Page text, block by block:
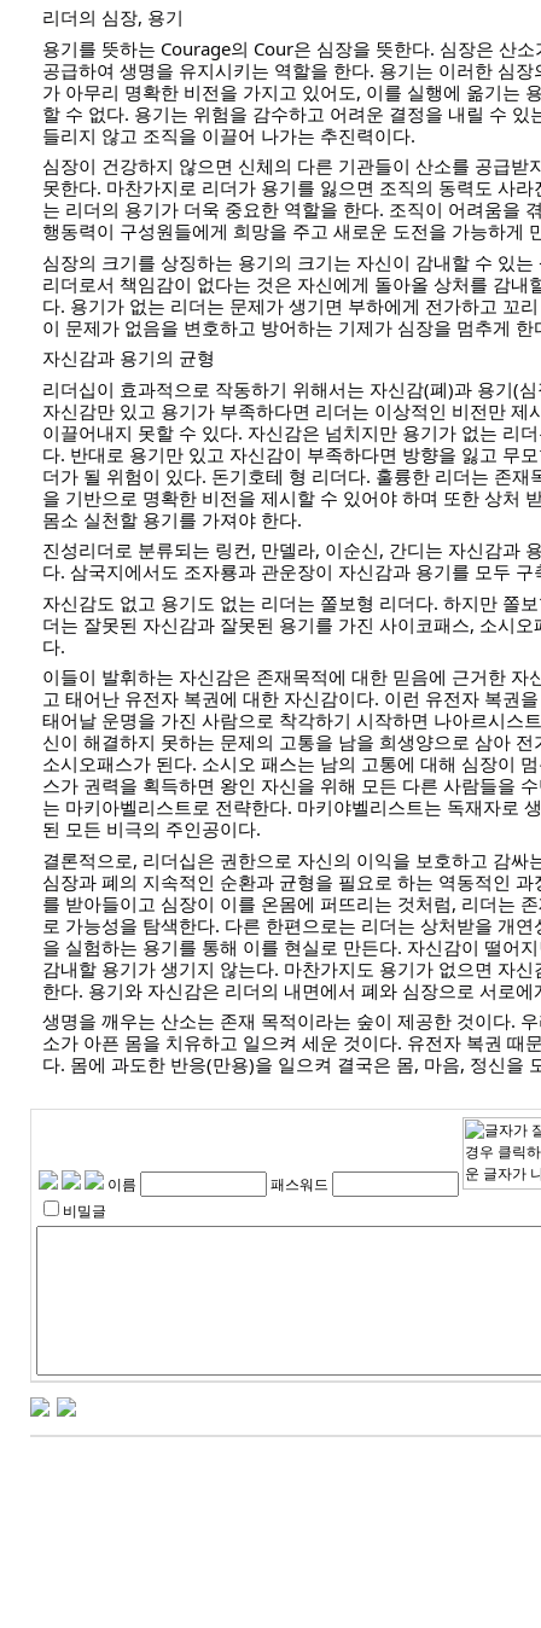
리더의 심장, 용기
용기를 뜻하는 Courage의 Cour은 심장을 뜻한다. 심장은 산
공급하여 생명을 유지시키는 역할을 한다. 용기는 이러한 심
가 아무리 명확한 비전을 가지고 있어도, 이를 실행에 옮기는
할 수 없다. 용기는 위험을 감수하고 어려운 결정을 내릴 수 있
들리지 않고 조직을 이끌어 나가는 추진력이다.
심장이 건강하지 않으면 신체의 다른 기관들이 산소를 공급받
못한다. 마찬가지로 리더가 용기를 잃으면 조직의 동력도 사
는 리더의 용기가 더욱 중요한 역할을 한다. 조직이 어려움을
행동력이 구성원들에게 희망을 주고 새로운 도전을 가능하게
심장의 크기를 상징하는 용기의 크기는 자신이 감내할 수 있
리더로서 책임감이 없다는 것은 자신에게 돌아올 상처를 감내
다. 용기가 없는 리더는 문제가 생기면 부하에게 전가하고 꼬
이 문제가 없음을 변호하고 방어하는 기제가 심장을 멈추게 한
자신감과 용기의 균형
리더십이 효과적으로 작동하기 위해서는 자신감(폐)과 용기(
자신감만 있고 용기가 부족하다면 리더는 이상적인 비전만 제
이끌어내지 못할 수 있다. 자신감은 넘치지만 용기가 없는 리
다. 반대로 용기만 있고 자신감이 부족하다면 방향을 잃고 무
더가 될 위험이 있다. 돈기호테 형 리더다. 훌륭한 리더는 존재
을 기반으로 명확한 비전을 제시할 수 있어야 하며 또한 상처
몸소 실천할 용기를 가져야 한다.
진성리더로 분류되는 링컨, 만델라, 이순신, 간디는 자신감과
다. 삼국지에서도 조자룡과 관운장이 자신감과 용기를 모두
자신감도 없고 용기도 없는 리더는 쫄보형 리더다. 하지만 쫄
더는 잘못된 자신감과 잘못된 용기를 가진 사이코패스, 소시
다.
이들이 발휘하는 자신감은 존재목적에 대한 믿음에 근거한 자
고 태어난 유전자 복권에 대한 자신감이다. 이런 유전자 복권
태어날 운명을 가진 사람으로 착각하기 시작하면 나아르시스
신이 해결하지 못하는 문제의 고통을 남을 희생양으로 삼아
소시오패스가 된다. 소시오 패스는 남의 고통에 대해 심장이
스가 권력을 획득하면 왕인 자신을 위해 모든 다른 사람들을
는 마키아벨리스트로 전략한다. 마키야벨리스트는 독재자로
된 모든 비극의 주인공이다.
결론적으로, 리더십은 권한으로 자신의 이익을 보호하고 감싸
심장과 폐의 지속적인 순환과 균형을 필요로 하는 역동적인
를 받아들이고 심장이 이를 온몸에 퍼뜨리는 것처럼, 리더는
로 가능성을 탐색한다. 다른 한편으로는 리더는 상처받을 개
을 실험하는 용기를 통해 이를 현실로 만든다. 자신감이 떨어
감내할 용기가 생기지 않는다. 마찬가지도 용기가 없으면 자
한다. 용기와 자신감은 리더의 내면에서 폐와 심장으로 서로
생명을 깨우는 산소는 존재 목적이라는 숲이 제공한 것이다.
소가 아픈 몸을 치유하고 일으켜 세운 것이다. 유전자 복권 때
다. 몸에 과도한 반응(만용)을 일으켜 결국은 몸, 마음, 정신을
이름
패스워드
비밀글